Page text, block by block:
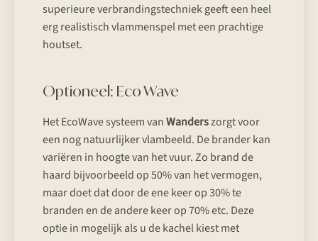
superieure verbrandingstechniek geeft een heel
erg realistisch vlammenspel met een prachtige
houtset.
Optioneel: Eco Wave
Het EcoWave systeem vanWanderszorgt voor
een nog natuurlijker vlambeeld. De brander kan
variëren in hoogte van het vuur. Zo brand de
haard bijvoorbeeld op 50% van het vermogen,
maar doet dat door de ene keer op 30% te
branden en de andere keer op 70% etc. Deze
optie in mogelijk als u de kachel kiest met